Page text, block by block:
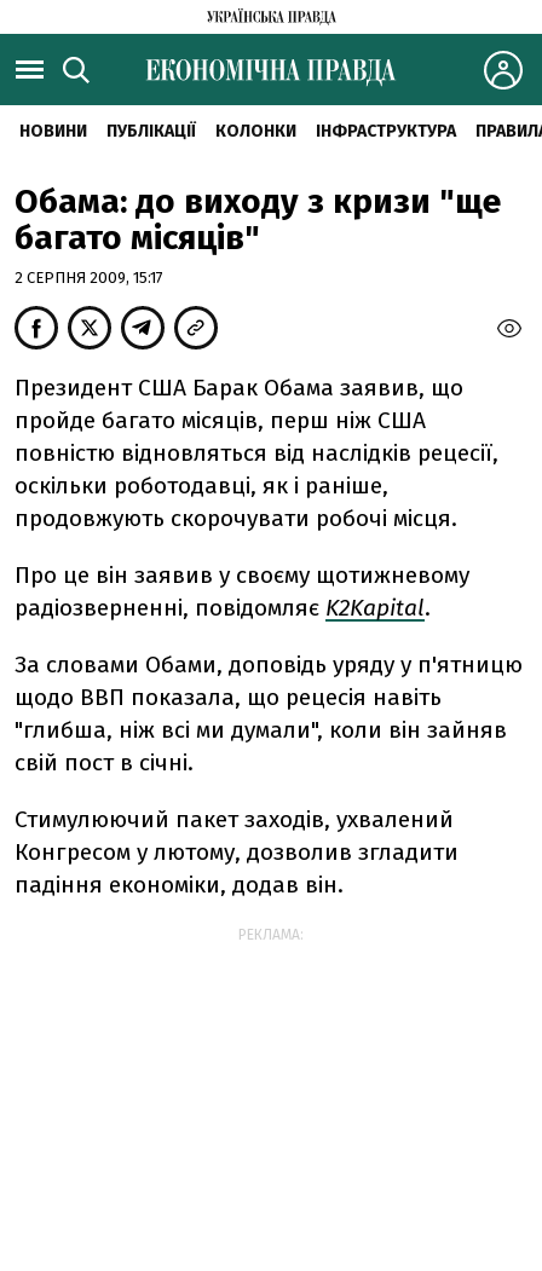
НОВИНИ ПУБЛІКАЦІЇ КОЛОНКИ ІНФРАСТРУКТУРА
Обама: до виходу з кризи "ще
багато місяців"
2 СЕРПНЯ 2009, 15:17
Президент США Барак Обама заявив, що
пройде багато місяців, перш ніж США
повністю відновляться від наслідків рецесії,
оскільки роботодавці, як і раніше,
продовжують скорочувати робочі місця.
Про це він заявив у своєму щотижневому
радіозверненні, повідомляє K2Kapital.
За словами Обами, доповідь уряду у п'ятницю
щодо ВВП показала, що рецесія навіть
"глибша, ніж всі ми думали", коли він зайняв
свій пост в січні.
Стимулюючий пакет заходів, ухвалений
Конгресом у лютому, дозволив згладити
падіння економіки, додав він.
РЕКЛАМА: